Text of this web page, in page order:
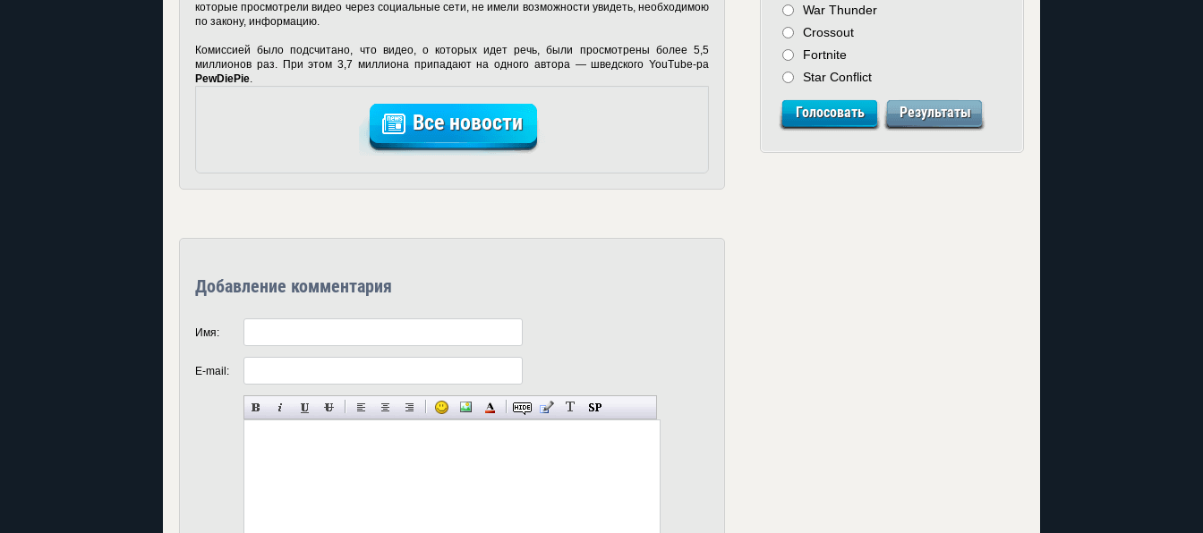
которые просмотрели видео через социальные сети, не имели возможности увидеть, необходимою
по закону, информацию.
Комиссией было подсчитано, что видео, о которых идет речь, были просмотрены более 5,5
миллионов раз. При этом 3,7 миллиона припадают на одного автора — шведского YouTube-ра
PewDiePie.
Все новости
Добавление комментария
Имя:
E-mail:
War Thunder
Crossout
Fortnite
Star Conflict